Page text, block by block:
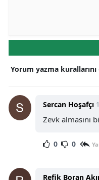
Yorum yazma kurallarını
Sercan Hoşafçı
Zevk almasını
0 0
Refik Boran